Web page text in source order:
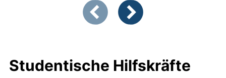
Zeigt Folie 1 von 6
Studentische Hilfskräfte